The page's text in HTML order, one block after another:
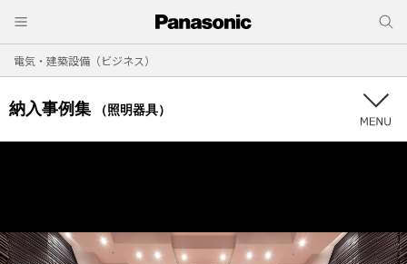
電気・建築設備（ビジネス）
納入事例集 （照明器具）